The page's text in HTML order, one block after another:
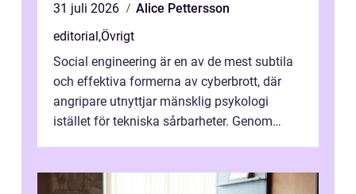
31 juli 2026
Alice Pettersson
editorial,Övrigt
Social engineering är en av de mest subtila
och effektiva formerna av cyberbrott, där
angripare utnyttjar mänsklig psykologi
istället för tekniska sårbarheter. Genom